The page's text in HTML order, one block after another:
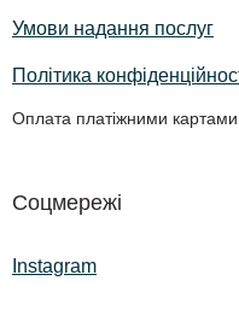
Умови надання послуг
Політика
Оплата платіжними
Соцмережі
Instagram